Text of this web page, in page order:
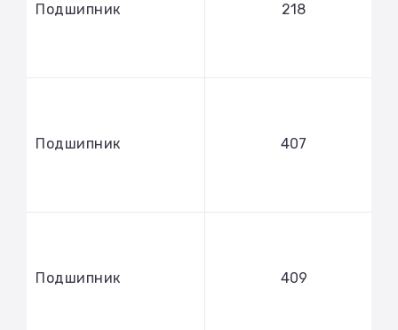
Подшипник 218
Подшипник 407
Подшипник 409